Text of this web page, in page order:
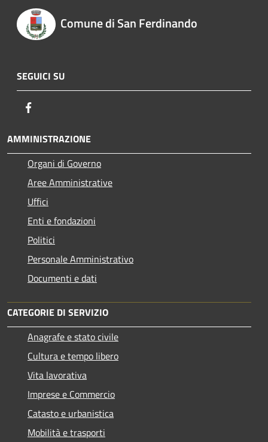
Comune di San Ferdinando
SEGUICI SU
AMMINISTRAZIONE
Organi di Governo
Aree Amministrative
Uffici
Enti e fondazioni
Politici
Personale Amministrativo
Documenti e dati
CATEGORIE DI SERVIZIO
Anagrafe e stato civile
Cultura e tempo libero
Vita lavorativa
Imprese e Commercio
Catasto e urbanistica
Mobilità e trasporti